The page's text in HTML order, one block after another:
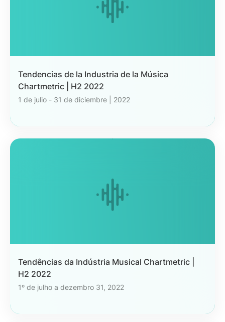
Tendencias de la Industria de la Música
Chartmetric | H2 2022
1 de julio - 31 de diciembre | 2022
Tendências da Indústria Musical Chartmetric |
H2 2022
1º de julho a dezembro 31, 2022